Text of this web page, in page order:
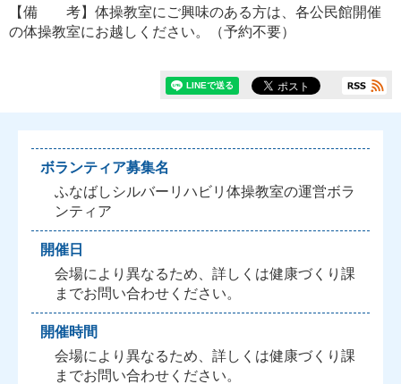
【備 考】体操教室にご興味のある方は、各公民館開催
の体操教室にお越しください。（予約不要）
ボランティア募集名
ふなばしシルバーリハビリ体操教室の運営ボラ
ンティア
開催日
会場により異なるため、詳しくは健康づくり課
までお問い合わせください。
開催時間
会場により異なるため、詳しくは健康づくり課
までお問い合わせください。